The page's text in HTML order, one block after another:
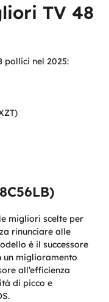
TV 48
pollici nel 2025:
migliori scelte per
rinunciare alle
è il successore
un miglioramento
all’efficienza
di picco e